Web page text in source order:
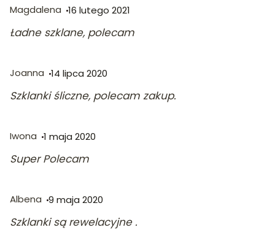
Magdalena 16 lutego 2021
Ładne szklane, polecam
Joanna 14 lipca 2020
Szklanki śliczne, polecam zakup.
Iwona 1 maja 2020
Super Polecam
Albena 9 maja 2020
Szklanki są rewelacyjne .